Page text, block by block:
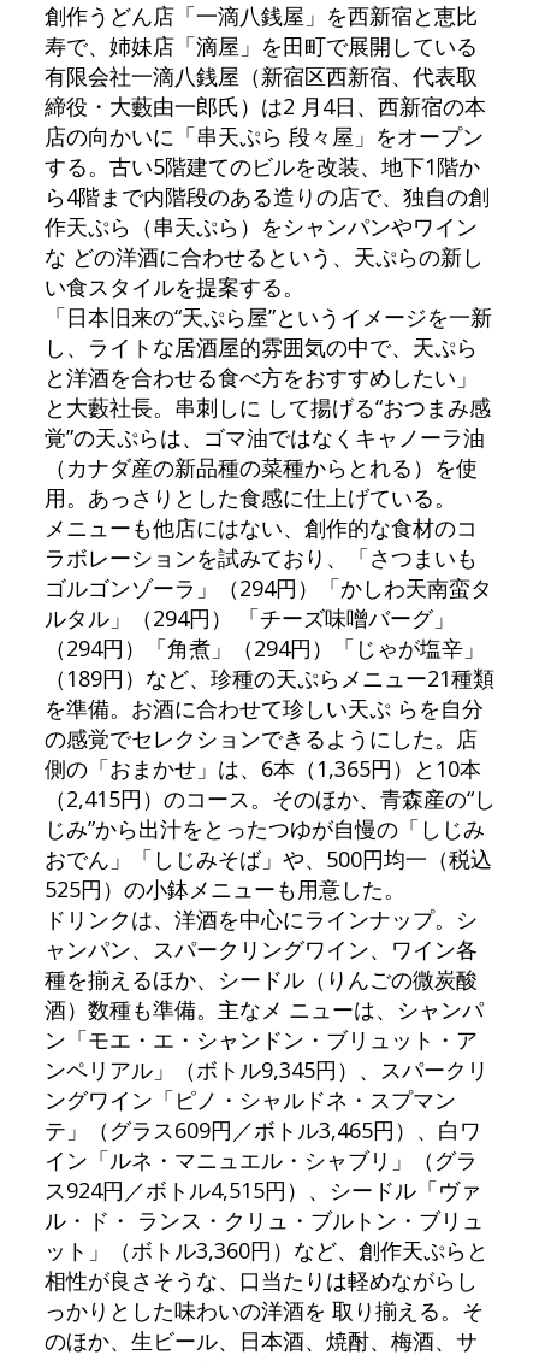
創作うどん店「一滴八銭屋」を西新宿と恵比
寿で、姉妹店「滴屋」を田町で展開している
有限会社一滴八銭屋（新宿区西新宿、代表取
締役・大藪由一郎氏）は2 月4日、西新宿の本
店の向かいに「串天ぷら 段々屋」をオープン
する。古い5階建てのビルを改装、地下1階か
ら4階まで内階段のある造りの店で、独自の創
作天ぷら（串天ぷら）をシャンパンやワイン
な どの洋酒に合わせるという、天ぷらの新し
い食スタイルを提案する。
「日本旧来の“天ぷら屋”というイメージを一新
し、ライトな居酒屋的雰囲気の中で、天ぷら
と洋酒を合わせる食べ方をおすすめしたい」
と大藪社長。串刺しに して揚げる“おつまみ感
覚”の天ぷらは、ゴマ油ではなくキャノーラ油
（カナダ産の新品種の菜種からとれる）を使
用。あっさりとした食感に仕上げている。
メニューも他店にはない、創作的な食材のコ
ラボレーションを試みており、「さつまいも
ゴルゴンゾーラ」（294円）「かしわ天南蛮タ
ルタル」（294円） 「チーズ味噌バーグ」
（294円）「角煮」（294円）「じゃが塩辛」
（189円）など、珍種の天ぷらメニュー21種類
を準備。お酒に合わせて珍しい天ぷ らを自分
の感覚でセレクションできるようにした。店
側の「おまかせ」は、6本（1,365円）と10本
（2,415円）のコース。そのほか、青森産の“し
じみ”から出汁をとったつゆが自慢の「しじみ
おでん」「しじみそば」や、500円均一（税込
525円）の小鉢メニューも用意した。
ドリンクは、洋酒を中心にラインナップ。シ
ャンパン、スパークリングワイン、ワイン各
種を揃えるほか、シードル（りんごの微炭酸
酒）数種も準備。主なメ ニューは、シャンパ
ン「モエ・エ・シャンドン・ブリュット・ア
ンペリアル」（ボトル9,345円）、スパークリ
ングワイン「ピノ・シャルドネ・スプマン
テ」（グラス609円／ボトル3,465円）、白ワ
イン「ルネ・マニュエル・シャブリ」（グラ
ス924円／ボトル4,515円）、シードル「ヴァ
ル・ド・ ランス・クリュ・ブルトン・ブリュ
ット」（ボトル3,360円）など、創作天ぷらと
相性が良さそうな、口当たりは軽めながらし
っかりとした味わいの洋酒を 取り揃える。そ
のほか、生ビール、日本酒、焼酎、梅酒、サ